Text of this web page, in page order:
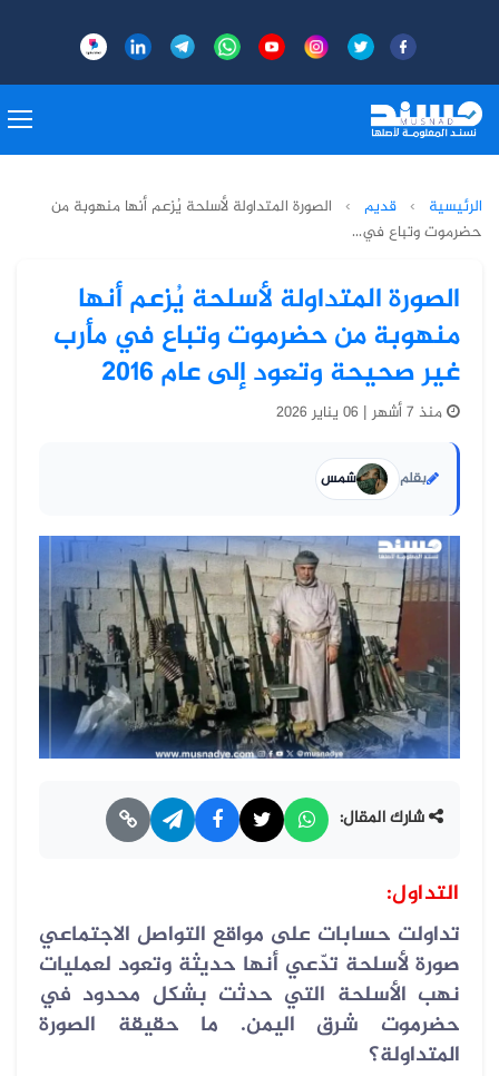
الرئيسية › قديم › الصورة المتداولة لأسلحة يُزعم أنها منهوبة من
حضرموت وتباع في...
الصورة المتداولة لأسلحة يُزعم أنها
منهوبة من حضرموت وتباع في مأرب
غير صحيحة وتعود إلى عام 2016
منذ 7 أشهر | 06 يناير 2026
بقلم شمس
شارك المقال:
التداول:
تداولت حسابات على مواقع التواصل الاجتماعي
صورة لأسلحة تدّعي أنها حديثة وتعود لعمليات
نهب الأسلحة التي حدثت بشكل محدود في
حضرموت شرق اليمن. ما حقيقة الصورة
المتداولة؟